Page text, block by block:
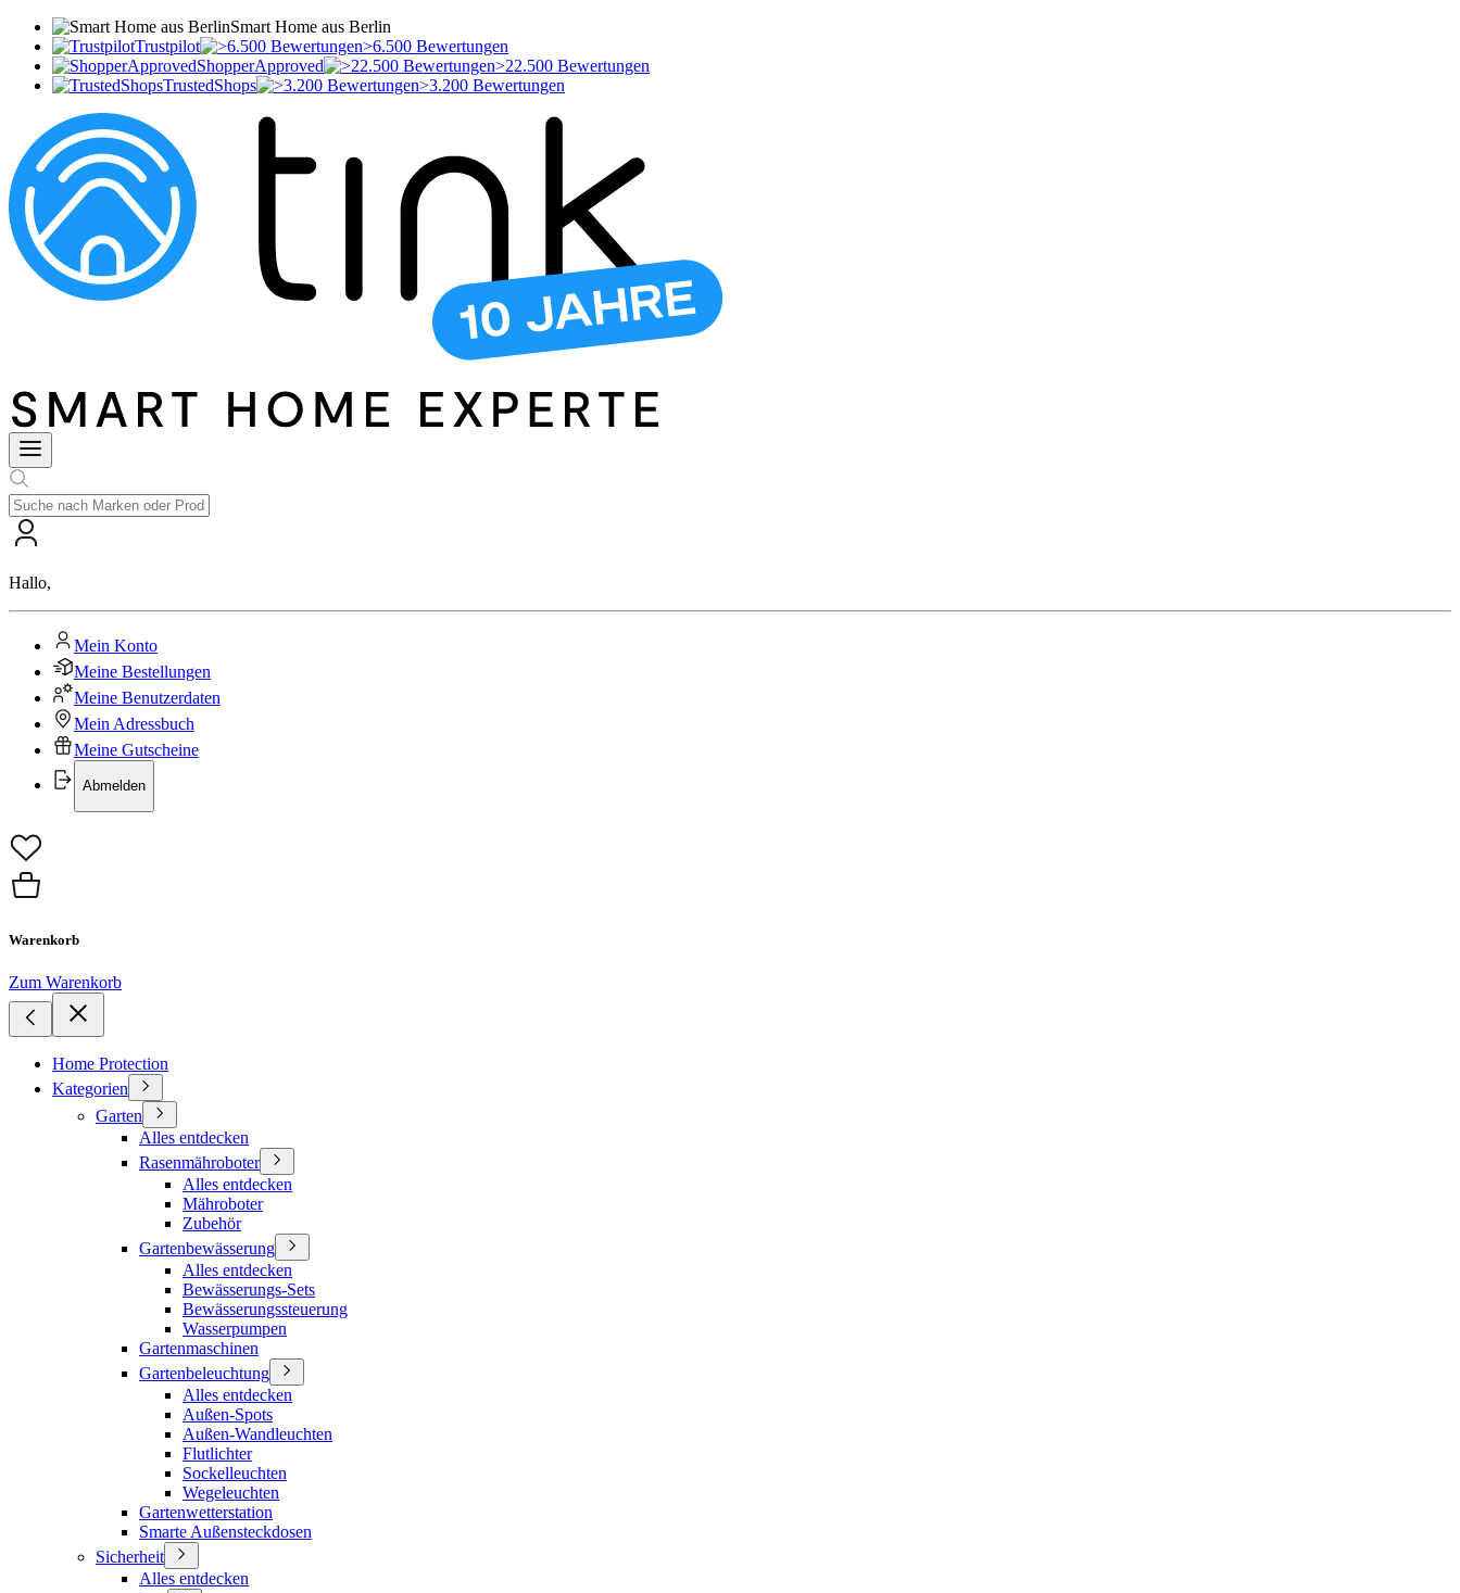
Smart Home aus Berlin
Trustpilot
>6.500 Bewertungen
ShopperApproved
>22.500 Bewertungen
TrustedShops
>3.200 Bewertungen
Hallo,
Mein Konto
Meine Bestellungen
Meine Benutzerdaten
Mein Adressbuch
Meine Gutscheine
Abmelden
Warenkorb
Zum Warenkorb
Home Protection
Kategorien
Garten
Alles entdecken
Rasenmähroboter
Alles entdecken
Mähroboter
Zubehör
Gartenbewässerung
Alles entdecken
Bewässerungs-Sets
Bewässerungssteuerung
Wasserpumpen
Gartenmaschinen
Gartenbeleuchtung
Alles entdecken
Außen-Spots
Außen-Wandleuchten
Flutlichter
Sockelleuchten
Wegeleuchten
Gartenwetterstation
Smarte Außensteckdosen
Sicherheit
Alles entdecken